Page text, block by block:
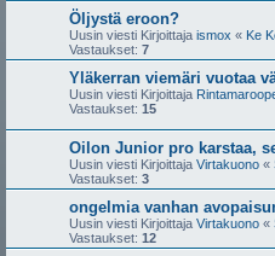
Öljystä eroon?
Uusin viesti Kirjoittaja ismox « Ke
Vastaukset: 7
Yläkerran viemäri vuotaa
Uusin viesti Kirjoittaja
Vastaukset: 15
Oilon Junior pro karstaa,
Uusin viesti Kirjoittaja Virtakuono «
Vastaukset: 3
ongelmia vanhan
Uusin viesti Kirjoittaja Virtakuono «
Vastaukset: 12